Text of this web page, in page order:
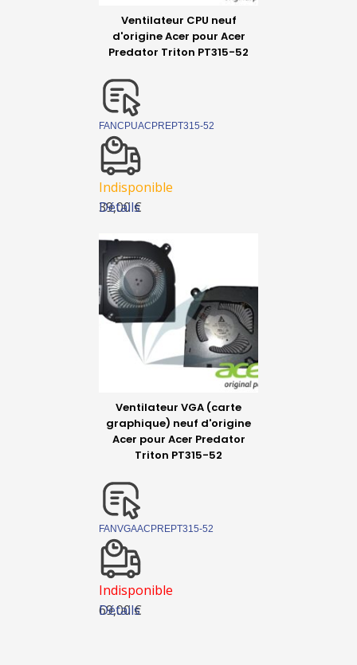
Détails
Ventilateur CPU neuf
d'origine Acer pour Acer
Predator Triton PT315-52
FANCPUACPREPT315-52
Indisponible
39,00 €
Détails
Ventilateur VGA (carte
graphique) neuf d'origine
Acer pour Acer Predator
Triton PT315-52
FANVGAACPREPT315-52
Indisponible
69,00 €